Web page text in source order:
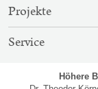
Projekte
Service
Höhere